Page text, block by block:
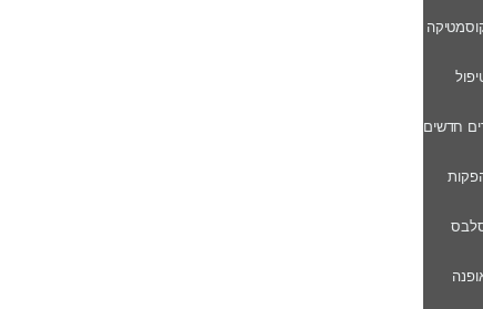
חדשים